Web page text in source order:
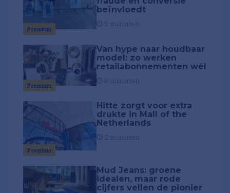
Premium
beïnvloedt
Premium
Van hype naar houdbaar
model: zo werken
retailabonnementen wél
Premium
Hitte zorgt voor extra
drukte in Mall of the
Netherlands
Mud Jeans: groene
idealen, maar rode
cijfers vellen de pionier